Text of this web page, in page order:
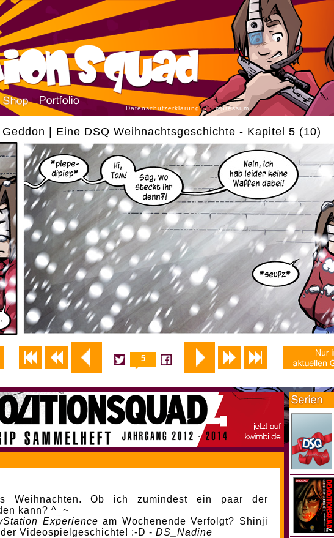
Datenschutzerklärung / Impressum
| Eine DSQ Weihnachtsgeschichte - Kapitel 5 (10)
5
Weihnachten. Ob ich zumindest ein paar der
kann? ^_~
Experience am Wochenende Verfolgt? Shinji
Videospielgeschichte! :-D - DS_Nadine